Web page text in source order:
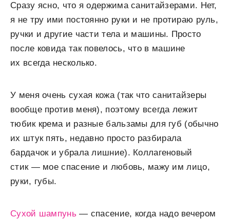
Сразу ясно, что я одержима санитайзерами. Нет,
я не тру ими постоянно руки и не протираю руль,
ручки и другие части тела и машины. Просто
после ковида так повелось, что в машине
их всегда несколько.
У меня очень сухая кожа (так что санитайзеры
вообще против меня), поэтому всегда лежит
тюбик крема и разные бальзамы для губ (обычно
их штук пять, недавно просто разбирала
бардачок и убрала лишние). Коллагеновый
стик — мое спасение и любовь, мажу им лицо,
руки, губы.
Сухой шампунь — спасение, когда надо вечером